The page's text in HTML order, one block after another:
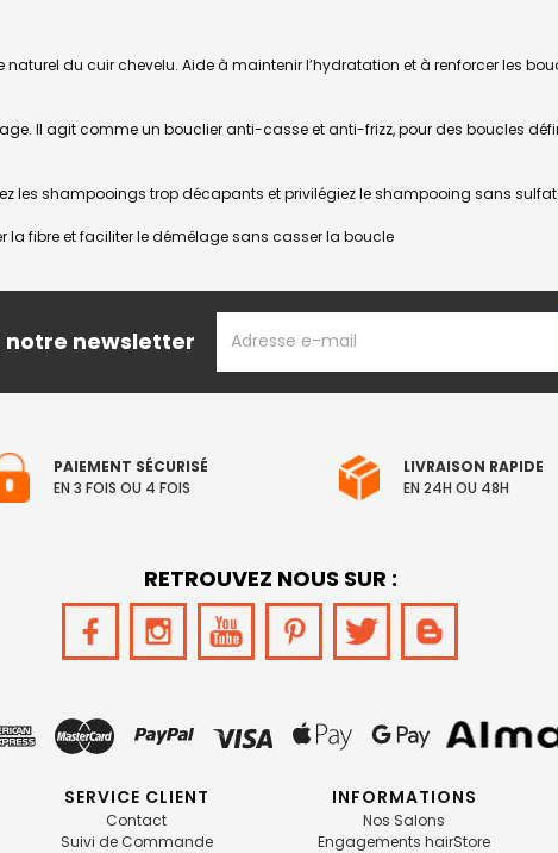
du cuir chevelu. Aide à maintenir l’hydratation et à renforcer les
Il agit comme un bouclier anti-casse et anti-frizz, pour des boucles
les shampooings trop décapants et privilégiez le shampooing sans
fibre et faciliter le démêlage sans casser la boucle
notre newsletter
EMAIL
PAIEMENT SÉCURISÉ
EN 3 FOIS OU 4 FOIS
LIVRAISON RAPIDE
EN 24H OU 48H
RETROUVEZ NOUS SUR :
SERVICE CLIENT
Contact
Suivi de Commande
INFORMATIONS
Nos Salons
Engagements hairStore